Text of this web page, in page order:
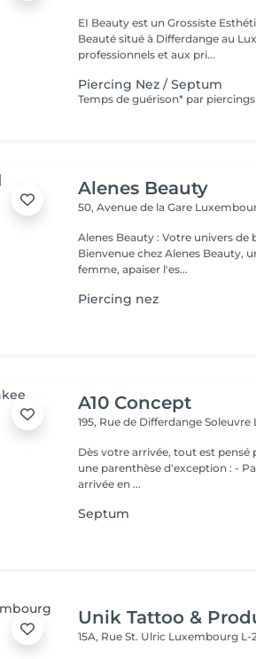
EI Beauty est un Grossiste
Beauté situé à Differdange au Luxembourg,
professionnels et aux pri...
Piercing Nez / Septum
Alenes Beauty
50, Avenue de la Gare
Alenes Beauty : Votre univers de
Bienvenue chez Alenes Beauty,
femme, apaiser l'es...
Piercing nez
A10 Concept
195, Rue de DifferdangeSoleuvre
Dès votre arrivée, tout est pensé
une parenthèse d'exception : - Parking privé et gratuit, pour une
arrivée en ...
Septum
Unik Tattoo &
15A, Rue St. Ulric Luxembourg L-